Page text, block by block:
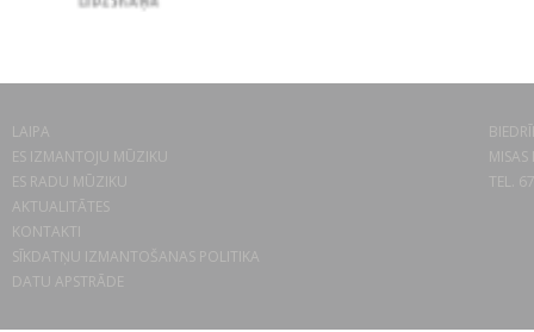
LAIPA
ES IZMANTOJU MŪZIKU
ES RADU MŪZIKU
AKTUALITĀTES
KONTAKTI
SĪKDATŅU IZMANTOŠANAS POLITIKA
DATU APSTRĀDE
TEL.